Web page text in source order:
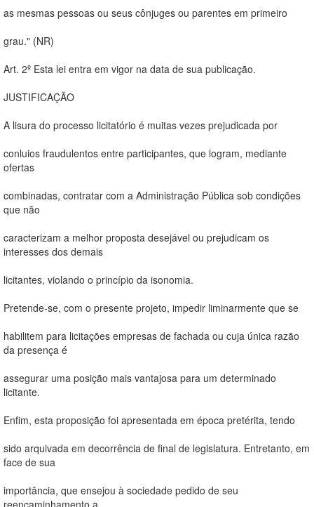
as mesmas pessoas ou seus cônjuges ou parentes em primeiro
grau." (NR)
Art. 2º Esta lei entra em vigor na data de sua publicação.
JUSTIFICAÇÃO
A lisura do processo licitatório é muitas vezes prejudicada por
conluios fraudulentos entre participantes, que logram, mediante
ofertas
combinadas, contratar com a Administração Pública sob condições
que não
caracterizam a melhor proposta desejável ou prejudicam os
interesses dos demais
licitantes, violando o princípio da isonomia.
Pretende-se, com o presente projeto, impedir liminarmente que se
habilitem para licitações empresas de fachada ou cuja única razão
da presença é
assegurar uma posição mais vantajosa para um determinado
licitante.
Enfim, esta proposição foi apresentada em época pretérita, tendo
sido arquivada em decorrência de final de legislatura. Entretanto, em
face de sua
importância, que ensejou à sociedade pedido de seu